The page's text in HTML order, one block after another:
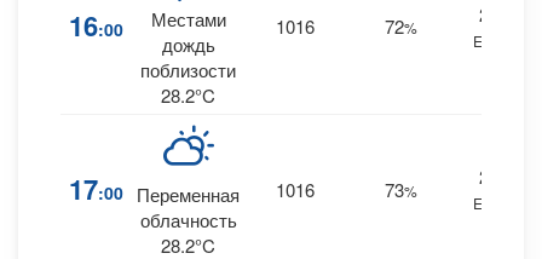
16:00
Местами
дождь
поблизости
28.2°C
1016 72%
26
ENE
17:00
Переменная
облачность
28.2°C
1016 73%
25
ENE